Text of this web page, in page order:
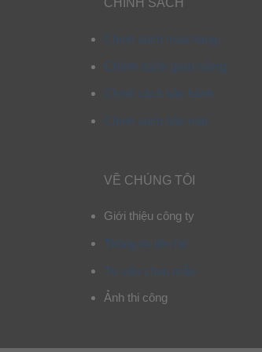
CHÍNH SÁCH
Chính sách mua hàng
Chính sách giao hàng
Chính sách bảo hành
Chính sách bảo mật
VỀ CHÚNG TÔI
Giới thiệu công ty
Thông tin liên hệ
Tư vấn chọn mẫu
Ảnh thi công